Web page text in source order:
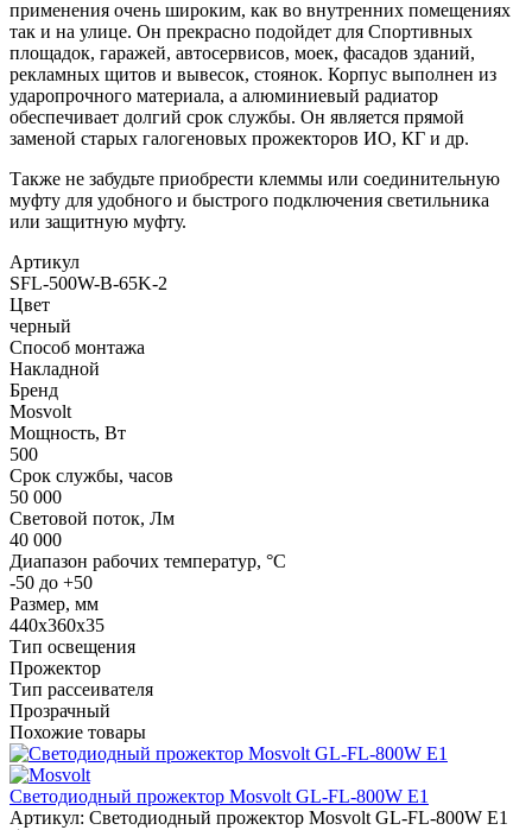
применения очень широким, как во внутренних помещениях
так и на улице. Он прекрасно подойдет для Спортивных
площадок, гаражей, автосервисов, моек, фасадов зданий,
рекламных щитов и вывесок, стоянок. Корпус выполнен из
ударопрочного материала, а алюминиевый радиатор
обеспечивает долгий срок службы. Он является прямой
заменой старых галогеновых прожекторов ИО, КГ и др.
Также не забудьте приобрести клеммы или соединительную
муфту для удобного и быстрого подключения светильника
или защитную муфту.
Артикул
SFL-500W-B-65K-2
Цвет
черный
Способ монтажа
Накладной
Бренд
Mosvolt
Мощность, Вт
500
Срок службы, часов
50 000
Световой поток, Лм
40 000
Диапазон рабочих температур, °C
-50 до +50
Размер, мм
440х360х35
Тип освещения
Прожектор
Тип рассеивателя
Прозрачный
Похожие товары
Светодиодный прожектор Mosvolt GL-FL-800W E1
Артикул: Светодиодный прожектор Mosvolt GL-FL-800W E1